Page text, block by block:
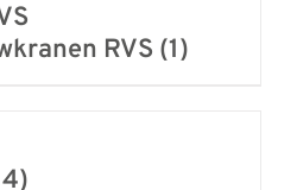
RVS (1)